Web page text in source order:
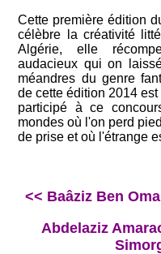
Cette première édition
célèbre la créativité
Algérie, elle
audacieux qui on
méandres du genre
de cette édition 2014
participé à ce
mondes où l'on perd
de prise et où l'étrange
<< Baâziz Ben
Abdelaziz